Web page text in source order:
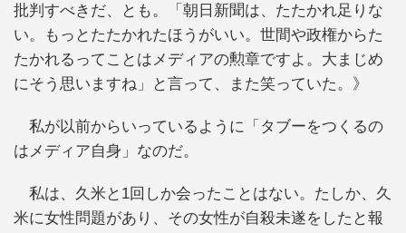
批判すべきだ、とも。「朝日新聞は、たたかれ足りな
い。もっとたたかれたほうがいい。世間や政権からた
たかれるってことはメディアの勲章ですよ。大まじめ
にそう思いますね」と言って、また笑っていた。》
私が以前からいっているように「タブーをつくるの
はメディア自身」なのだ。
私は、久米と1回しか会ったことはない。たしか、久
米に女性問題があり、その女性が自殺未遂をしたと報